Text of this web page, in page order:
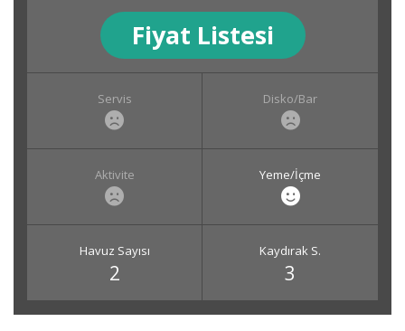
Fiyat Listesi
Servis Disko/Bar
Aktivite Yeme/İçme
Havuz Sayısı
2
Kaydırak S.
3